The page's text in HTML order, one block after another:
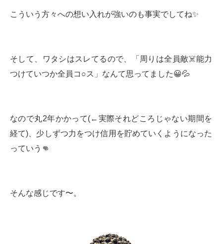
こういう方々への想い入れが強いのも事実でしてね✨
そして、ワタシはスレてるので、「周りは全員敵☠️能力
つけていつか全員コ○ス」なんて思ってました😀💦
なので丸2年かかって(←実際それどころじゃない期間を
経て)、少しずつ力をつけ信用を貯めていくようになった
っていう👊
そんな感じです〜。